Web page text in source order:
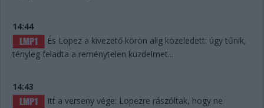
14:44
És Lopez a kivezető körön alig közeledett: úgy tűnik,
tényleg feladta a reménytelen küzdelmet...
14:43
Itt a verseny vége: Lopezre rászóltak, hogy ne